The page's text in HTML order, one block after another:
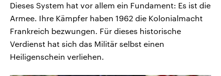
Dieses System hat vor allem ein Fundament: Es ist die
Armee. Ihre Kämpfer haben 1962 die Kolonialmacht
Frankreich bezwungen. Für dieses historische
Verdienst hat sich das Militär selbst einen
Heiligenschein verliehen.